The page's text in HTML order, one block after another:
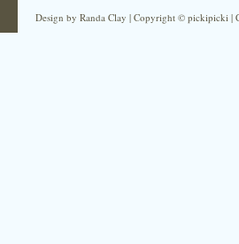
Design by Randa Clay | Copyright © pickipicki |